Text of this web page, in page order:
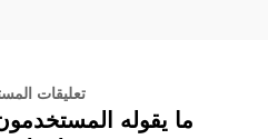
تعليقات